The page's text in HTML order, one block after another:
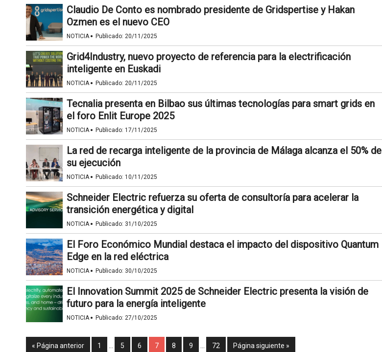
Claudio De Conto es nombrado presidente de Gridspertise y Hakan
Ozmen es el nuevo CEO
NOTICIA· Publicado: 20/11/2025
Grid4Industry, nuevo proyecto de referencia para la electrificación
inteligente en Euskadi
NOTICIA· Publicado: 20/11/2025
Tecnalia presenta en Bilbao sus últimas tecnologías para smart grids en
el foro Enlit Europe 2025
NOTICIA· Publicado: 17/11/2025
La red de recarga inteligente de la provincia de Málaga alcanza el 50% de
su ejecución
NOTICIA· Publicado: 10/11/2025
Schneider Electric refuerza su oferta de consultoría para acelerar la
transición energética y digital
NOTICIA· Publicado: 31/10/2025
El Foro Económico Mundial destaca el impacto del dispositivo Quantum
Edge en la red eléctrica
NOTICIA· Publicado: 30/10/2025
El Innovation Summit 2025 de Schneider Electric presenta la visión de
futuro para la energía inteligente
NOTICIA· Publicado: 27/10/2025
« Página anterior 1 5 6 7 8 9 72 Página siguiente »